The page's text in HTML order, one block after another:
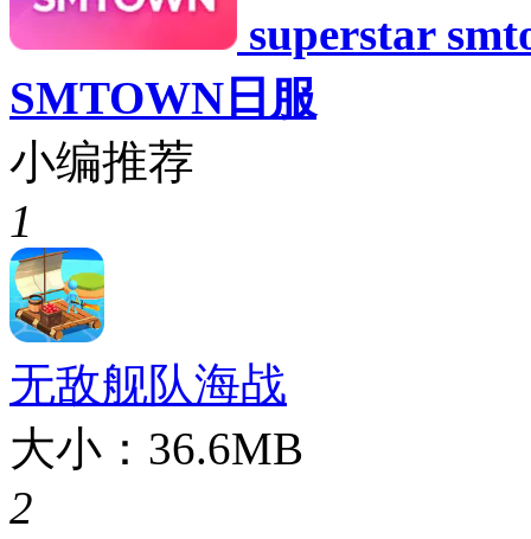
superstar
SMTOWN日服
小编推荐
1
无敌舰队海战
大小：36.6MB
2